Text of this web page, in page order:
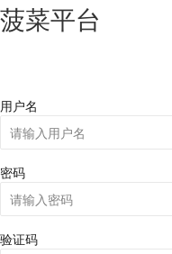
菠菜平台
用户名
密码
验证码